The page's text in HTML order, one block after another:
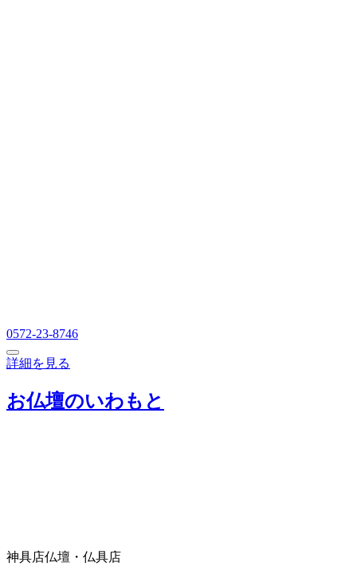
0572-23-8746
詳細を見る
お仏壇のいわもと
神具店仏壇・仏具店